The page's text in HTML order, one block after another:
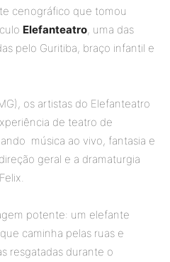
cenográfico que tomou
Elefanteatro, uma das
pelo Guritiba, braço infantil e
os artistas do Elefanteatro
de teatro de
música ao vivo, fantasia e
geral e a dramaturgia
potente: um elefante
caminha pelas ruas e
resgatadas durante o